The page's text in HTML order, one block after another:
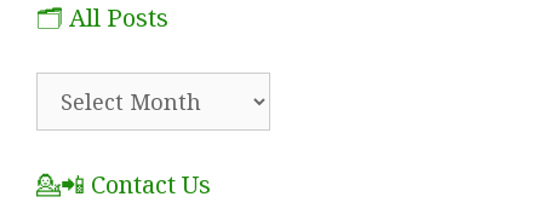
🗂️ All Posts
💁📲 Contact Us